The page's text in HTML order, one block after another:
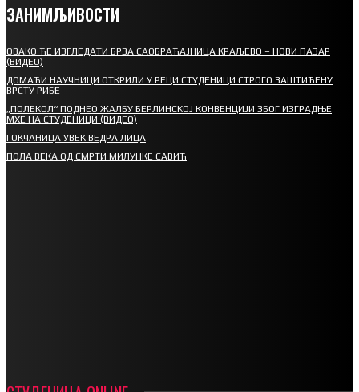
ЗАНИМЉИВОСТИ
ОВАКО ЋЕ ИЗГЛЕДАТИ БРЗА САОБРАЋАЈНИЦА КРАЉЕВО – НОВИ ПАЗАР
(ВИДЕО)
ДОМАЋИ НАУЧНИЦИ ОТКРИЛИ У РЕЦИ СТУДЕНИЦИ СТРОГО ЗАШТИЋЕНУ
ВРСТУ РИБЕ
„ПОЛЕКОЛ“ ПОДНЕО ЖАЛБУ БЕРЛИНСКОЈ КОНВЕНЦИЈИ ЗБОГ ИЗГРАДЊЕ
МХЕ НА СТУДЕНИЦИ (ВИДЕО)
ГОКЧАНИЦА УВЕК ВЕДРА ЛИЦА
ПОЛА ВЕКА ОД СМРТИ МИЛУНКЕ САВИЋ